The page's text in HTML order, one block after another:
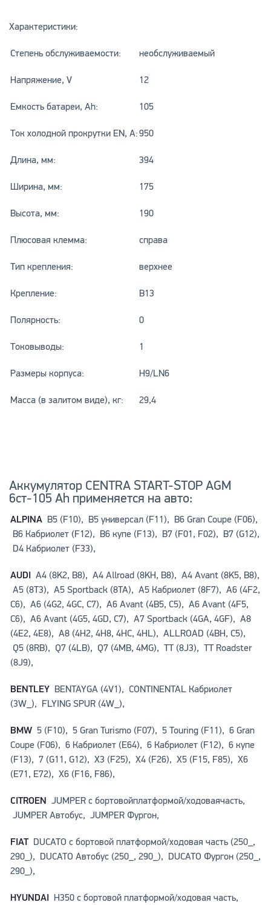
Характеристики:
Степень обслуживаемости: необслуживаемый
Напряжение, V 12
Емкость батареи, Ah: 105
Ток холодной прокрутки EN, A:950
Длина, мм: 394
Ширина, мм: 175
Высота, мм: 190
Плюсовая клемма: справа
Тип крепления: верхнее
Крепление: B13
Полярность: 0
Токовыводы: 1
Размеры корпуса: H9/LN6
Масса (в залитом виде), кг: 29,4
Аккумулятор CENTRA START-STOP AGM
6ст-105 Ah применяется на авто:
ALPINAB5 (F10), B5 универсал (F11), B6 Gran Coupe (F06),
B6 Кабриолет (F12), B6 купе (F13), B7 (F01, F02), B7 (G12),
D4 Кабриолет (F33),
AUDIA4 (8K2, B8), A4 Allroad (8KH, B8), A4 Avant (8K5, B8),
A5 (8T3), A5 Sportback (8TA), A5 Кабриолет (8F7), A6 (4F2,
C6), A6 (4G2, 4GC, C7), A6 Avant (4B5, C5), A6 Avant (4F5,
C6), A6 Avant (4G5, 4GD, C7), A7 Sportback (4GA, 4GF), A8
(4E2, 4E8), A8 (4H2, 4H8, 4HC, 4HL), ALLROAD (4BH, C5),
Q5 (8RB), Q7 (4LB), Q7 (4MB, 4MG), TT (8J3), TT Roadster
(8J9),
BENTLEYBENTAYGA (4V1), CONTINENTAL Кабриолет
(3W_), FLYING SPUR (4W_),
BMW5 (F10), 5 Gran Turismo (F07), 5 Touring (F11), 6 Gran
Coupe (F06), 6 Кабриолет (E64), 6 Кабриолет (F12), 6 купе
(F13), 7 (G11, G12), X3 (F25), X4 (F26), X5 (F15, F85), X6
(E71, E72), X6 (F16, F86),
CITROEN JUMPER c бортовойплатформой/ходоваячасть,
JUMPER Автобус, JUMPER Фургон,
FIATDUCATO c бортовой платформой/ходовая часть (250_,
290_), DUCATO Автобус (250_, 290_), DUCATO Фургон (250_,
290_),
HYUNDAIH350 c бортовой платформой/ходовая часть,